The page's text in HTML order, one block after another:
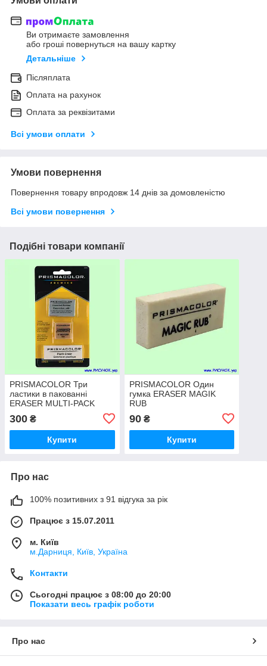
Ви отримаєте замовлення
або гроші повернуться на вашу картку
Детальніше
Післяплата
Оплата на рахунок
Оплата за реквізитами
Всі умови оплати
Умови повернення
Повернення товару впродовж 14 днів за домовленістю
Всі умови повернення
Подібні товари компанії
PRISMACOLOR Три
ластики в пакованні
ERASER MULTI-PACK
300 ₴
Купити
PRISMACOLOR Один
гумка ERASER MAGIK
RUB
90₴
Купити
Про нас
100% позитивних з 91 відгука за рік
Працює з 15.07.2011
м. Київ
м.Дарниця, Київ, Україна
Контакти
Сьогодні працює з 08:00 до 20:00
Показати весь графік роботи
Про нас